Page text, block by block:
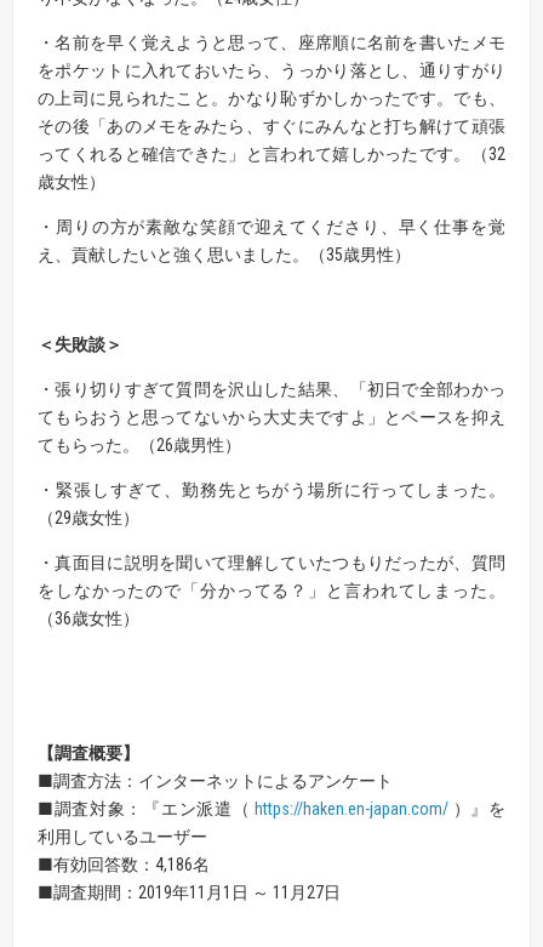
・名前を早く覚えようと思って、座席順に名前を書いたメモ
をポケットに入れておいたら、うっかり落とし、通りすがり
の上司に見られたこと。かなり恥ずかしかったです。でも、
その後「あのメモをみたら、すぐにみんなと打ち解けて頑張
ってくれると確信できた」と言われて嬉しかったです。（32
歳女性）
・周りの方が素敵な笑顔で迎えてくださり、早く仕事を覚
え、貢献したいと強く思いました。（35歳男性）
＜失敗談＞
・張り切りすぎて質問を沢山した結果、「初日で全部わかっ
てもらおうと思ってないから大丈夫ですよ」とペースを抑え
てもらった。（26歳男性）
・緊張しすぎて、勤務先とちがう場所に行ってしまった。
（29歳女性）
・真面目に説明を聞いて理解していたつもりだったが、質問
をしなかったので「分かってる？」と言われてしまった。
（36歳女性）
【調査概要】
■調査方法：インターネットによるアンケート
■調査対象：『エン派遣（ https://haken.en-japan.com/）』を
利用しているユーザー
■有効回答数：4,186名
■調査期間：2019年11月1日 ～ 11月27日